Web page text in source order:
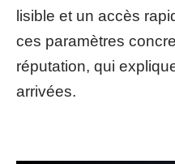
lisible et un accès
ces paramètres
réputation, qui
arrivées.